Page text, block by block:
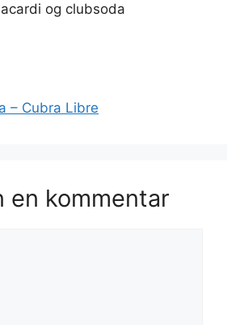
og clubsoda
– Cubra Libre
en kommentar